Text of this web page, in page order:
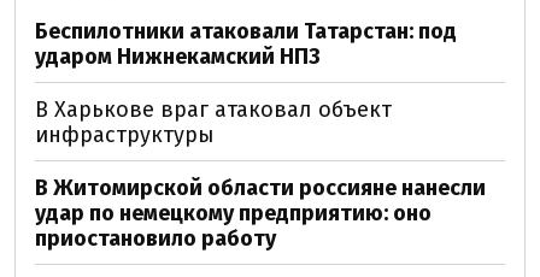
Беспилотники атаковали Татарстан: под
ударом Нижнекамский НПЗ
В Харькове враг атаковал объект
инфраструктуры
В Житомирской области россияне нанесли
удар по немецкому предприятию: оно
приостановило работу